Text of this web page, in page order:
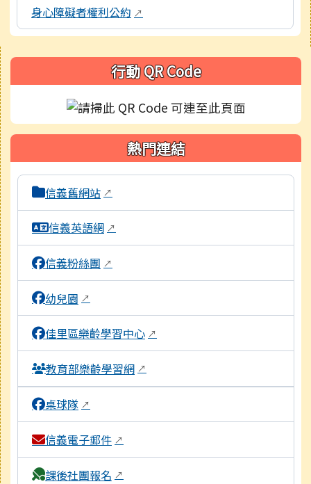
身心障礙者權利公約 ↗
右邊區域內容行動 QR Code
熱門連結
本區域包含校內外相關系統連結，點擊後皆會另開視窗。
信義舊網站 ↗
信義英語網 ↗
信義粉絲團 ↗
幼兒園 ↗
佳里區樂齡學習中心 ↗
教育部樂齡學習網 ↗
桌球隊 ↗
信義電子郵件 ↗
課後社團報名 ↗